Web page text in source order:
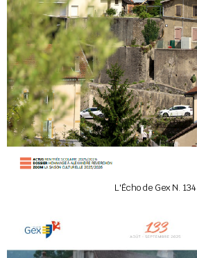
L'Écho de Gex N. 134